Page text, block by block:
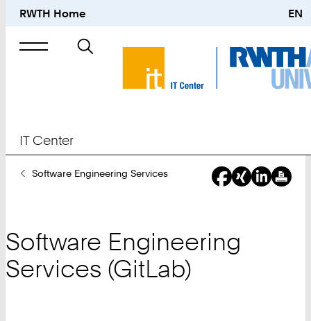
RWTH Home EN
Suche
nach
IT Center
SieSoftware Engineering Services
Software Engineering
Services (GitLab)